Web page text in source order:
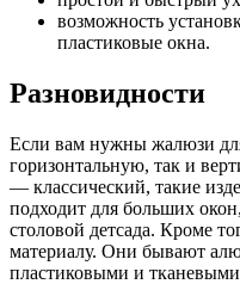
возможность
пластиковые окна.
Разновидности
Если вам нужны жалюзи
горизонтальную, так и
— классический, такие
подходит для больших
столовой детсада. Кроме
материалу. Они бывают
пластиковыми и